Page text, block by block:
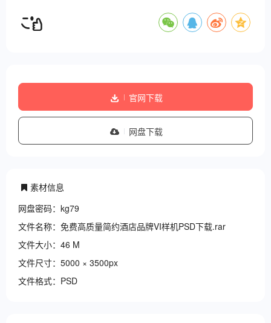
官网下载
网盘下载
素材信息
网盘密码：kg79
文件名称：免费高质量简约酒店品牌VI样机PSD下载.rar
文件大小：46 M
文件尺寸：5000 × 3500px
文件格式：PSD